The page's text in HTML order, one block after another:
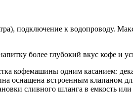
подключение к водопроводу.
более глубокий вкус кофе и
кофемашины одним касанием:
оснащена встроенным клапаном
сливного шланга в емкость